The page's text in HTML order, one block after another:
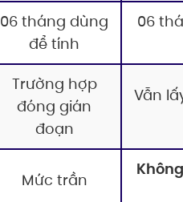
06 tháng dùng
để tính
06
Trường hợp
đóng gián
đoạn
Vẫn
Mức trần